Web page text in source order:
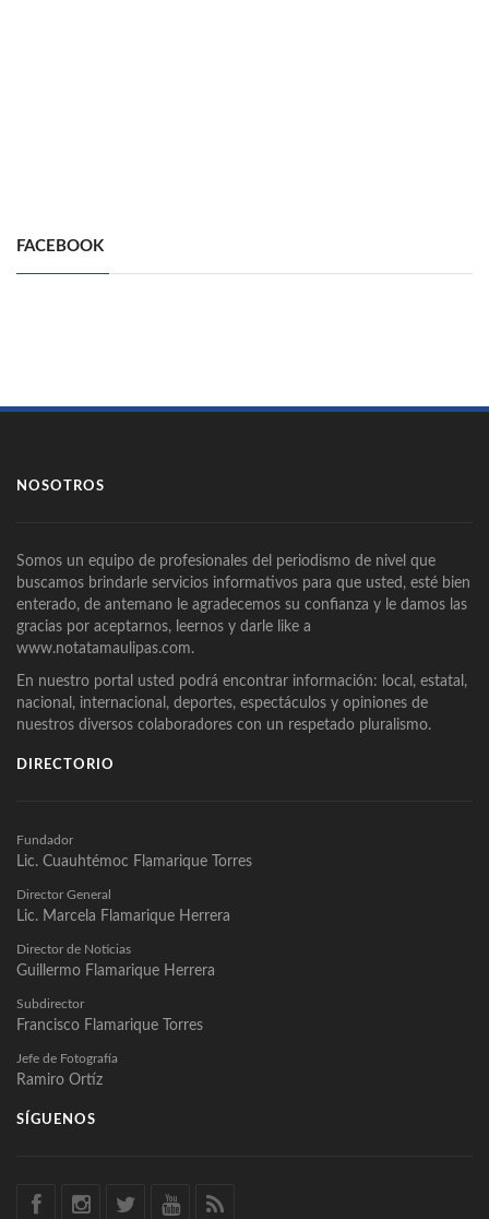
FACEBOOK
NOSOTROS
Somos un equipo de profesionales del periodismo de nivel que
buscamos brindarle servicios informativos para que usted, esté bien
enterado, de antemano le agradecemos su confianza y le damos las
gracias por aceptarnos, leernos y darle like a
www.notatamaulipas.com.
En nuestro portal usted podrá encontrar información: local, estatal,
nacional, internacional, deportes, espectáculos y opiniones de
nuestros diversos colaboradores con un respetado pluralismo.
DIRECTORIO
Fundador
Lic. Cuauhtémoc Flamarique Torres
Director General
Lic. Marcela Flamarique Herrera
Director de Noticias
Guillermo Flamarique Herrera
Subdirector
Francisco Flamarique Torres
Jefe de Fotografía
Ramiro Ortíz
SÍGUENOS